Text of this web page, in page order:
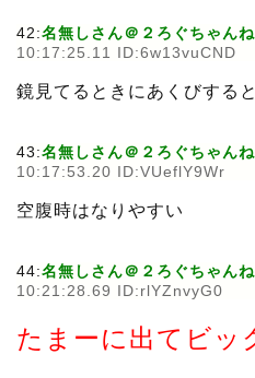
42:名無しさん＠２ろぐちゃん
10:17:25.11 ID:6w13vuCND
鏡見てるときにあくびする
43:名無しさん＠２ろぐちゃん
10:17:53.20 ID:VUeflY9Wr
空腹時はなりやすい
44:名無しさん＠２ろぐちゃん
10:21:28.69 ID:rlYZnvyG0
たまーに出てビッ